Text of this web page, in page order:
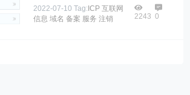
2022-07-10 Tag: ICP 互联网
信息 域名 备案 服务 注销 2243 0